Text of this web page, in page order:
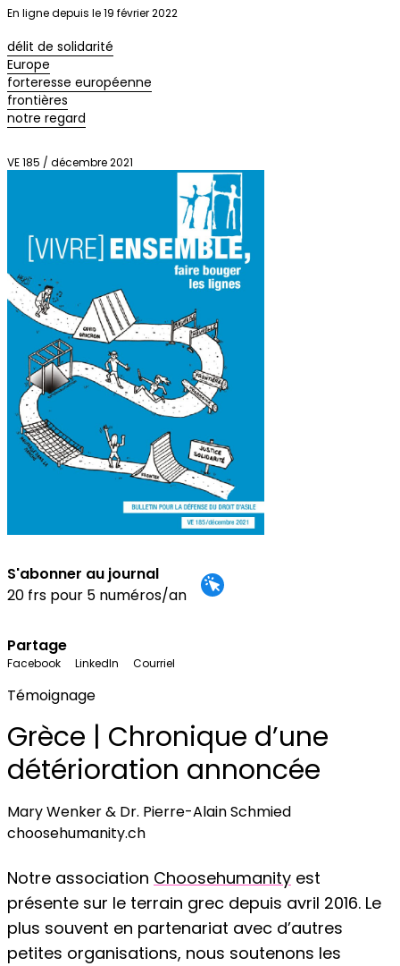
En ligne depuis le 19 février 2022
délit de solidarité
Europe
forteresse européenne
frontières
notre regard
VE 185 / décembre 2021
S'abonner au journal
20 frs pour 5 numéros/an
Partage
Facebook LinkedIn Courriel
Témoignage
Grèce | Chronique d’une
détérioration annoncée
Mary Wenker & Dr. Pierre-Alain Schmied
choosehumanity.ch
Notre association Choosehumanity est
présente sur le terrain grec depuis avril 2016. Le
plus souvent en partenariat avec d’autres
petites organisations, nous soutenons les